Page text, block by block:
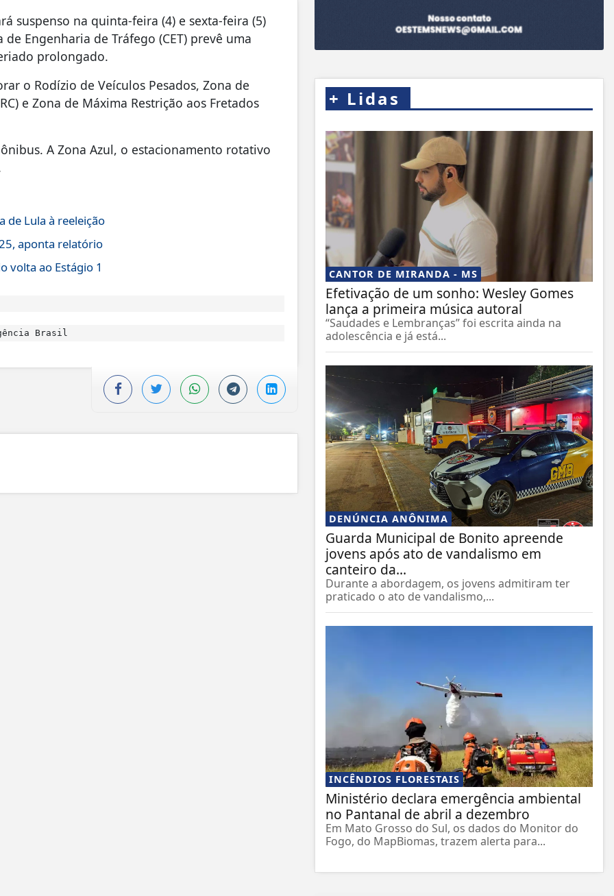
suspenso na quinta-feira (4) e sexta-feira (5)
Engenharia de Tráfego (CET) prevê uma
prolongado.
o Rodízio de Veículos Pesados, Zona de
e Zona de Máxima Restrição aos Fretados
A Zona Azul, o estacionamento rotativo
de Lula à reeleição
aponta relatório
volta ao Estágio 1
Brasil
+ Lidas
CANTOR DE MIRANDA - MS
Efetivação de um sonho: Wesley Gomes
lança a primeira música autoral
“Saudades e Lembranças” foi escrita ainda na
adolescência e já está...
DENÚNCIA ANÔNIMA
Guarda Municipal de Bonito apreende
jovens após ato de vandalismo em
canteiro da...
Durante a abordagem, os jovens admitiram ter
praticado o ato de vandalismo,...
INCÊNDIOS FLORESTAIS
Ministério declara emergência ambiental
no Pantanal de abril a dezembro
Em Mato Grosso do Sul, os dados do Monitor do
Fogo, do MapBiomas, trazem alerta para...